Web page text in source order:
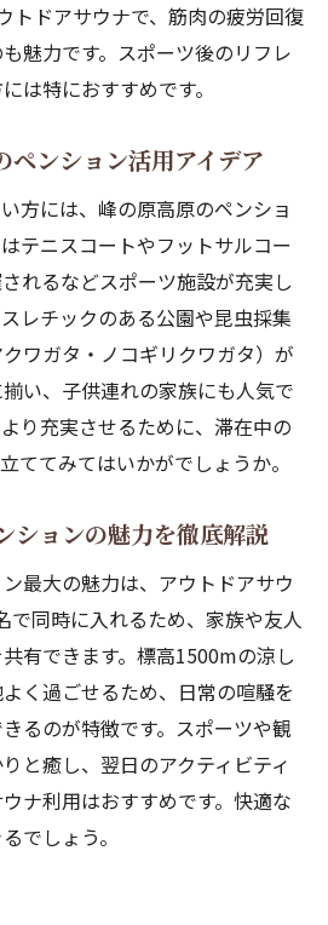
トドアサウナで、筋肉の疲労回復
魅力です。スポーツ後のリフレ
は特におすすめです。
ペンション活用アイデア
方には、峰の原高原のペンショ
テニスコートやフットサルコー
れるなどスポーツ施設が充実し
レチックのある公園や昆虫採集
クワガタ・ノコギリクワガタ）が
い、子供連れの家族にも人気で
り充実させるために、滞在中の
ててみてはいかがでしょうか。
ションの魅力を徹底解説
最大の魅力は、アウトドアサウ
で同時に入れるため、家族や友人
有できます。標高1500mの涼し
く過ごせるため、日常の喧騒を
るのが特徴です。スポーツや観
と癒し、翌日のアクティビティ
ナ利用はおすすめです。快適な
でしょう。